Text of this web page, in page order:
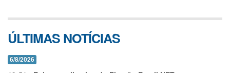
ÚLTIMAS NOTÍCIAS
6/8/2026